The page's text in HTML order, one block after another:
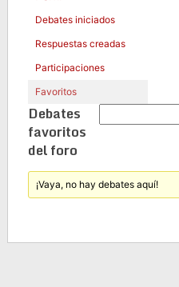
Debates iniciados
Respuestas creadas
Participaciones
Favoritos
Debates
favoritos
del foro
¡Vaya, no hay debates aquí!